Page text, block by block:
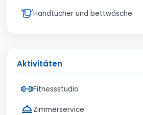
Handtücher und bettwäsche
Aktivitäten
Fitnessstudio
Zimmerservice